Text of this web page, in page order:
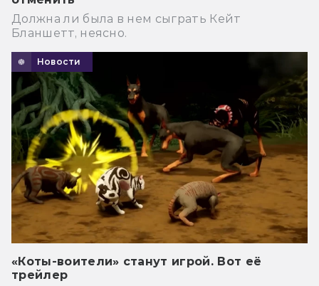
Должна ли была в нем сыграть Кейт
Бланшетт, неясно.
Новости
«Коты-воители» станут игрой. Вот её
трейлер